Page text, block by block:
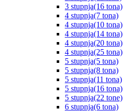
3 stupnja(16 tona)
4 stupnja(7 tona)
4 stupnja(10 tona)
4 stupnja(14 tona)
4 stupnja(20 tona)
4 stupnja(25 tona)
5 stupnja(5 tona)
5 stupnja(8 tona)
5 stupnja(11 tona)
5 stupnja(16 tona)
5 stupnja(22 tone)
6 stupnja(6 tona)